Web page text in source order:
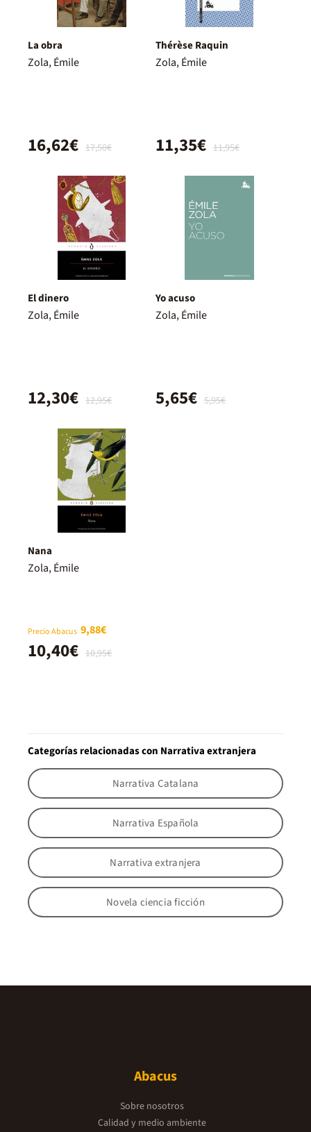
La obra
Zola, Émile
17,50€
16,62€
Thérèse Raquin
Zola, Émile
11,95€
11,35€
El dinero
Zola, Émile
12,95€
12,30€
Yo acuso
Zola, Émile
5,95€
5,65€
Nana
Zola, Émile
Precio Abacus 9,88€
10,95€
10,40€
Categorías relacionadas con Narrativa extranjera
Narrativa Catalana
Narrativa Española
Narrativa extranjera
Novela ciencia ficción
Abacus
Sobre nosotros
Calidad y medio ambiente